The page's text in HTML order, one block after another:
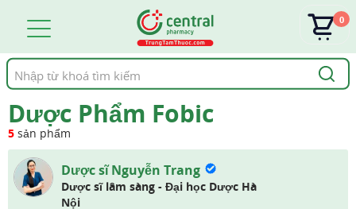
Tìm
kiếm
0
Dược Phẩm Fobic
5 sản phẩm
Dược sĩ Nguyễn Trang
Dược sĩ lâm sàng - Đại học Dược Hà
Nội